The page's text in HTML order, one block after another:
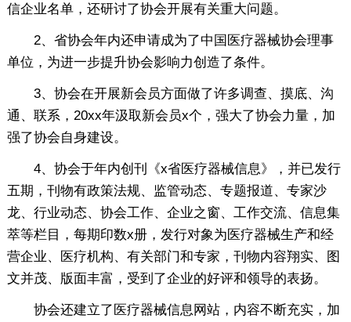
信企业名单，还研讨了协会开展有关重大问题。
2、省协会年内还申请成为了中国医疗器械协会理事
单位，为进一步提升协会影响力创造了条件。
3、协会在开展新会员方面做了许多调查、摸底、沟
通、联系，20xx年汲取新会员x个，强大了协会力量，加
强了协会自身建设。
4、协会于年内创刊《x省医疗器械信息》，并已发行
五期，刊物有政策法规、监管动态、专题报道、专家沙
龙、行业动态、协会工作、企业之窗、工作交流、信息集
萃等栏目，每期印数x册，发行对象为医疗器械生产和经
营企业、医疗机构、有关部门和专家，刊物内容翔实、图
文并茂、版面丰富，受到了企业的好评和领导的表扬。
协会还建立了医疗器械信息网站，内容不断充实，加